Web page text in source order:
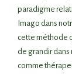
paradigme
Imago dans
cette méthode
de grandir dans
comme